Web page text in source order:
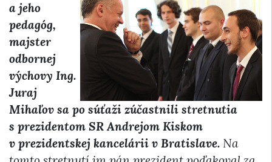
a jeho
pedagóg,
majster
odbornej
výchovy Ing.
Juraj
Mihaľov sa po súťaži zúčastnili stretnutia
s prezidentom SR Andrejom Kiskom
v prezidentskej kancelárii v Bratislave. Na